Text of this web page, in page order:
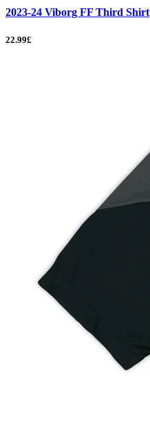
2023-24 Viborg FF Third Shirt
22.99£